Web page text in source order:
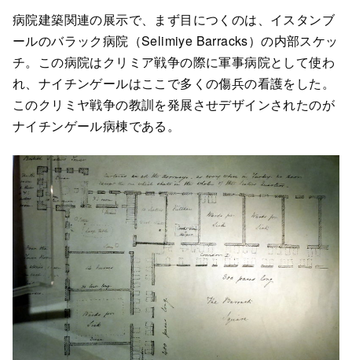
病院建築関連の展示で、まず目につくのは、イスタンブ
ールのバラック病院（Selimiye Barracks）の内部スケッ
チ。この病院はクリミア戦争の際に軍事病院として使わ
れ、ナイチンゲールはここで多くの傷兵の看護をした。
このクリミヤ戦争の教訓を発展させデザインされたのが
ナイチンゲール病棟である。